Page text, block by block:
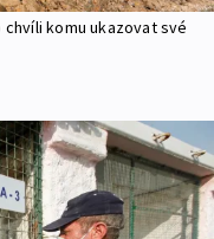
komu ukazovat své